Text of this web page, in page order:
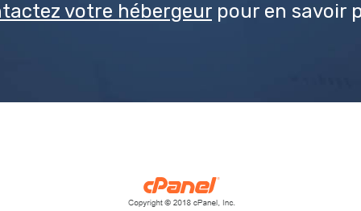
votre hébergeur pour en savoir